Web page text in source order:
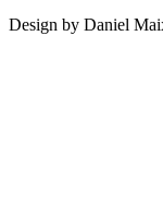
Design by Daniel